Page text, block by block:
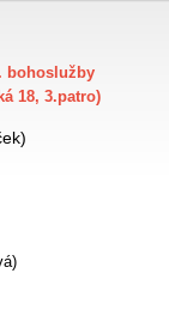
bohoslužby
18, 3.patro)